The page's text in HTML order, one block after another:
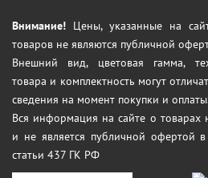
Внимание! Цены, указанные на
товаров не являются публичной
Внешний вид, цветовая гамма,
товара и комплектность могут
сведения на момент покупки и
Вся информация на сайте о товарах
и не является публичной офертой
статьи 437 ГК РФ